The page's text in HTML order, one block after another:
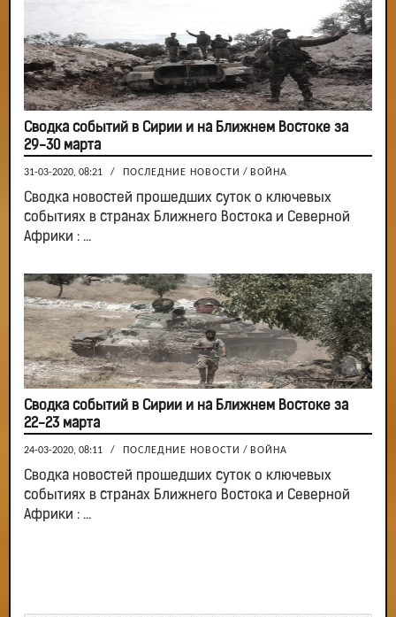
Сводка событий в Сирии и на Ближнем Востоке за
29-30 марта
31-03-2020, 08:21 / ПОСЛЕДНИЕ НОВОСТИ / ВОЙНА
Сводка новостей прошедших суток о ключевых
событиях в странах Ближнего Востока и Северной
Африки : ...
Сводка событий в Сирии и на Ближнем Востоке за
22-23 марта
24-03-2020, 08:11 / ПОСЛЕДНИЕ НОВОСТИ / ВОЙНА
Сводка новостей прошедших суток о ключевых
событиях в странах Ближнего Востока и Северной
Африки : ...